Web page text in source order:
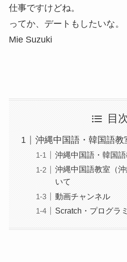
仕事ですけどね。
ってか、デートもしたいな。
Mie Suzuki
目
沖縄中国語・韓国語教
沖縄中国語・韓国
沖縄中国語教室（
いて
動画チャンネル
Scratch・プログラ